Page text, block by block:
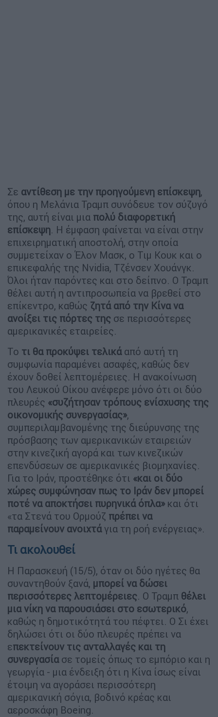
Σε αντίθεση με την προηγούμενη επίσκεψη,
όπου η Μελάνια Τραμπ συνόδευε τον σύζυγό
της, αυτή είναι μια πολύ διαφορετική
επίσκεψη. Η έμφαση φαίνεται να είναι στην
επιχειρηματική αποστολή, στην οποία
συμμετείχαν ο Έλον Μασκ, ο Τιμ Κουκ και ο
επικεφαλής της Nvidia, Τζένσεν Χουάνγκ.
Όλοι ήταν παρόντες και στο δείπνο. Ο Τραμπ
θέλει αυτή η αντιπροσωπεία να βρεθεί στο
επίκεντρο, καθώς ζητά από την Κίνα να
ανοίξει τις πόρτες της σε περισσότερες
αμερικανικές εταιρείες.
Το τι θα προκύψει τελικάαπό αυτή τη
συμφωνία παραμένει ασαφές, καθώς δεν
έχουν δοθεί λεπτομέρειες. Η ανακοίνωση
του Λευκού Οίκου ανέφερε μόνο ότι οι δύο
πλευρές «συζήτησαν τρόπους ενίσχυσης της
οικονομικής συνεργασίας»,
συμπεριλαμβανομένης της διεύρυνσης της
πρόσβασης των αμερικανικών εταιρειών
στην κινεζική αγορά και των κινεζικών
επενδύσεων σε αμερικανικές βιομηχανίες.
Για το Ιράν, προστέθηκε ότι «και οι δύο
χώρες συμφώνησαν πως το Ιράν δεν μπορεί
ποτέ να αποκτήσει πυρηνικά όπλα» και ότι
«τα Στενά του Ορμούζ πρέπει να
παραμείνουν ανοιχτάγια τη ροή ενέργειας».
Τι ακολουθεί
Η Παρασκευή (15/5), όταν οι δύο ηγέτες θα
συναντηθούν ξανά, μπορεί να δώσει
περισσότερες λεπτομέρειες. Ο Τραμπ θέλει
μια νίκη να παρουσιάσει στο εσωτερικό,
καθώς η δημοτικότητά του πέφτει. Ο Σι έχει
δηλώσει ότι οι δύο πλευρές πρέπει να
επεκτείνουν τις ανταλλαγές και τη
συνεργασίασε τομείς όπως το εμπόριο και η
γεωργία - μια ένδειξη ότι η Κίνα ίσως είναι
έτοιμη να αγοράσει περισσότερη
αμερικανική σόγια, βοδινό κρέας και
αεροσκάφη Boeing.